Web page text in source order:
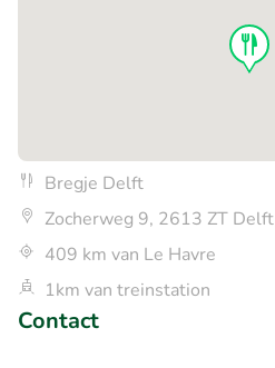
Bregje Delft
Zocherweg 9, 2613 ZT Delft
409 km van Le Havre
1km van treinstation
Contact